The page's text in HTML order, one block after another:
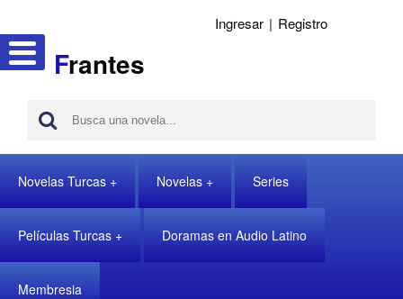
Frantes
Ingresar | Registro
Novelas Turcas Novelas Series
Películas Turcas Doramas en Audio Latino
Membresia